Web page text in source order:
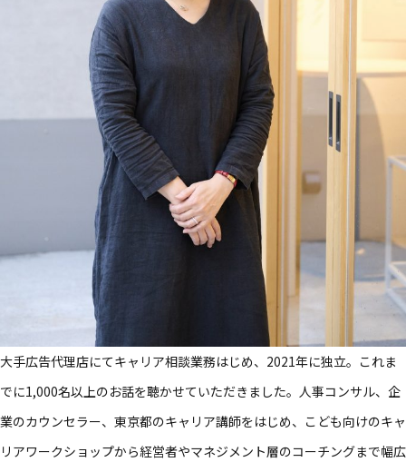
大手​広告代理店にてキャリア相談業務​はじめ、​2021年に​独立。​これま
でに​1,000名以上の​お話を​聴かせていただきました。​人事コンサル、​企
業の​カウンセラー、​東京都の​キャリア講師を​はじめ、​こども​向けの​キャ
リアワークショップから​経営者や​マネジメント層の​コーチングまで​幅広